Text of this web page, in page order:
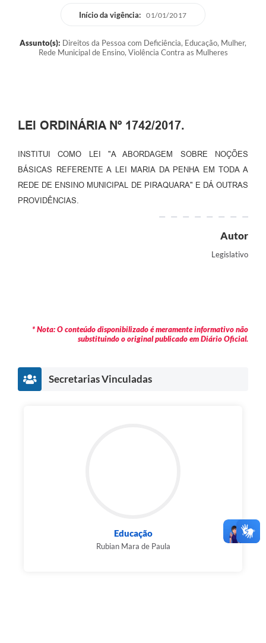
Início da vigência: 01/01/2017
Assunto(s): Direitos da Pessoa com Deficiência, Educação, Mulher,
Rede Municipal de Ensino, Violência Contra as Mulheres
LEI ORDINÁRIA Nº 1742/2017.
INSTITUI COMO LEI "A ABORDAGEM SOBRE NOÇÕES
BÁSICAS REFERENTE A LEI MARIA DA PENHA EM TODA A
REDE DE ENSINO MUNICIPAL DE PIRAQUARA" E DÁ OUTRAS
PROVIDÊNCIAS.
Autor
Legislativo
* Nota: O conteúdo disponibilizado é meramente informativo não
substituindo o original publicado em Diário Oficial.
Secretarias Vinculadas
Educação
Rubian Mara de Paula